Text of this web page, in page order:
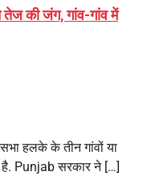
की जंग, गांव-गांव में
हलके के तीन गांवों या
है. Punjab सरकार ने […]